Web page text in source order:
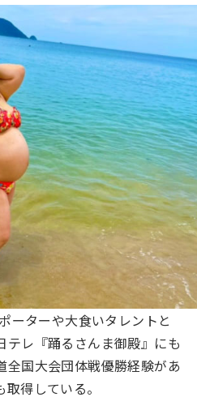
ーターや大食いタレントと
テレ『踊るさんま御殿』にも
全国大会団体戦優勝経験があ
得している。